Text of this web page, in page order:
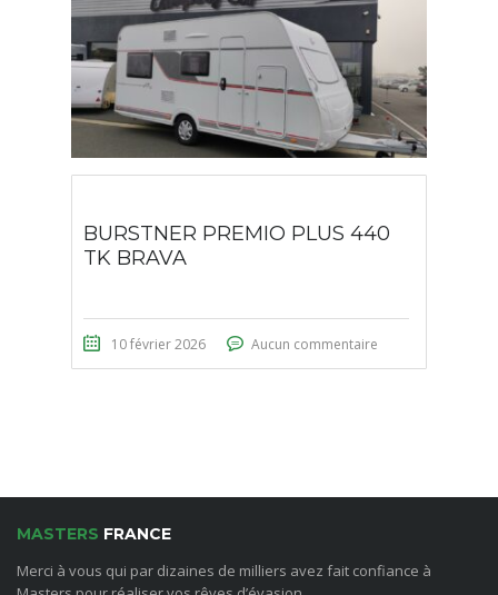
BURSTNER PREMIO PLUS 440
TK BRAVA
10 février 2026 Aucun commentaire
MASTERS FRANCE
Merci à vous qui par dizaines de milliers avez fait confiance à